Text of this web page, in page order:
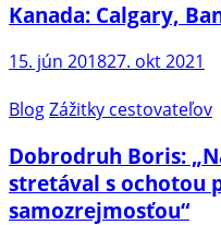
Kanada: Calgary,
15. jún 201827. okt 2021
BlogZážitky cestovateľov
Dobrodruh Boris:
stretával s ochotou
samozrejmosťou“